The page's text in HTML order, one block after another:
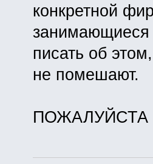
конкретной
занимающиеся
писать об
не помешают.
ПОЖАЛУЙСТА